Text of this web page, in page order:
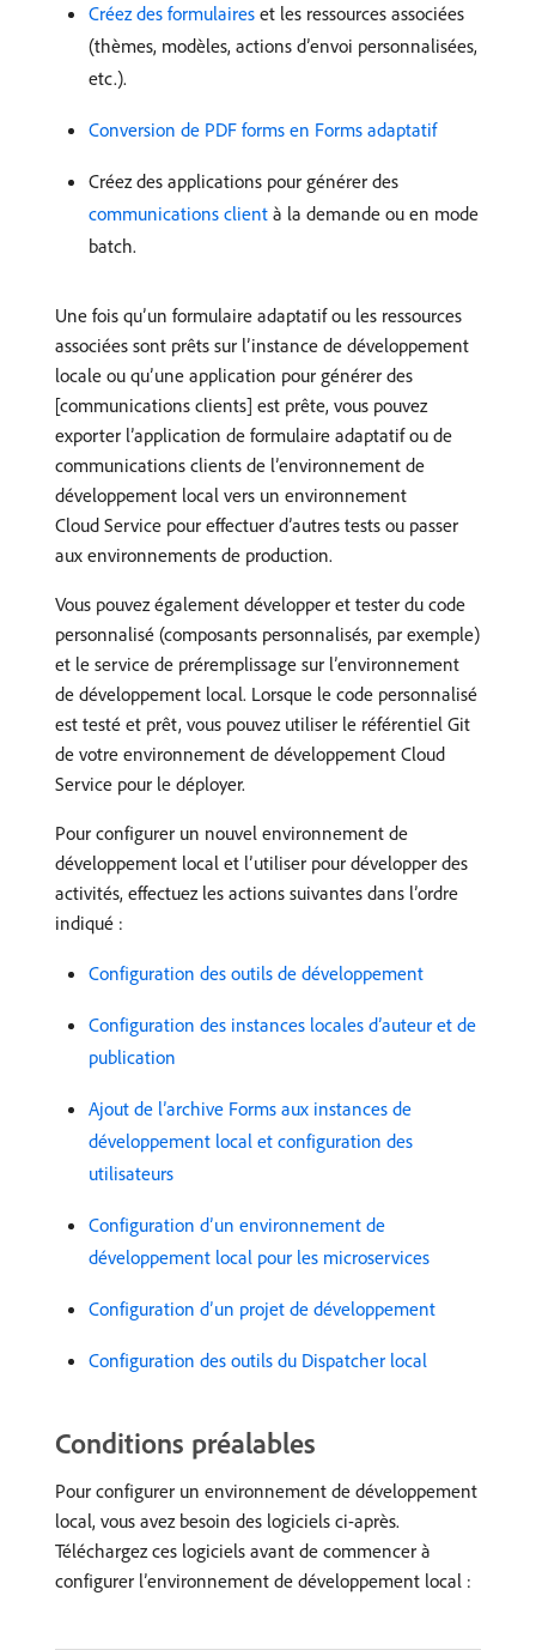
Créez des formulaires et les ressources associées
(thèmes, modèles, actions d’envoi personnalisées,
etc.).
Conversion de PDF forms en Forms adaptatif
Créez des applications pour générer des
communications client à la demande ou en mode
batch.
Une fois qu’un formulaire adaptatif ou les ressources
associées sont prêts sur l’instance de développement
locale ou qu’une application pour générer des
[communications clients] est prête, vous pouvez
exporter l’application de formulaire adaptatif ou de
communications clients de l’environnement de
développement local vers un environnement
Cloud Service pour effectuer d’autres tests ou passer
aux environnements de production.
Vous pouvez également développer et tester du code
personnalisé (composants personnalisés, par exemple)
et le service de préremplissage sur l’environnement
de développement local. Lorsque le code personnalisé
est testé et prêt, vous pouvez utiliser le référentiel Git
de votre environnement de développement Cloud
Service pour le déployer.
Pour configurer un nouvel environnement de
développement local et l’utiliser pour développer des
activités, effectuez les actions suivantes dans l’ordre
indiqué :
Configuration des outils de développement
Configuration des instances locales d’auteur et de
publication
Ajout de l’archive Forms aux instances de
développement local et configuration des
utilisateurs
Configuration d’un environnement de
développement local pour les microservices
Configuration d’un projet de développement
Configuration des outils du Dispatcher local
Conditions préalables
Pour configurer un environnement de développement
local, vous avez besoin des logiciels ci-après.
Téléchargez ces logiciels avant de commencer à
configurer l’environnement de développement local :